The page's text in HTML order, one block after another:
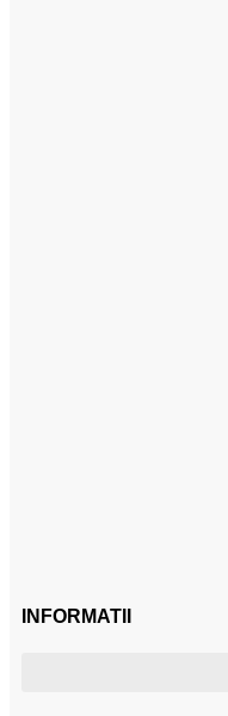
INFORMATII